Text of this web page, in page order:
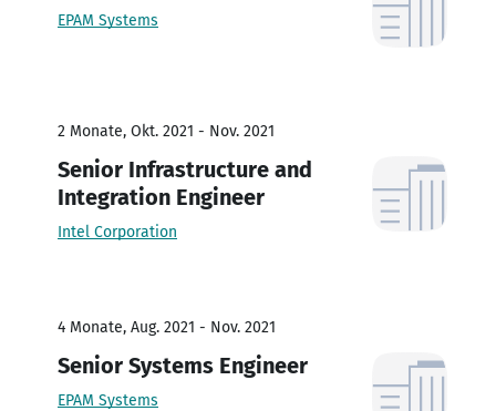
EPAM Systems
2 Monate, Okt. 2021 - Nov. 2021
Senior Infrastructure and
Integration Engineer
Intel Corporation
4 Monate, Aug. 2021 - Nov. 2021
Senior Systems Engineer
EPAM Systems